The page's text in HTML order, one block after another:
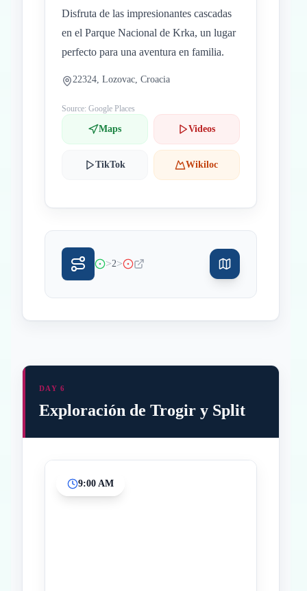
Disfruta de las impresionantes cascadas
en el Parque Nacional de Krka, un lugar
perfecto para una aventura en familia.
22324, Lozovac, Croacia
Source: Google Places
Maps Videos
TikTok Wikiloc
>2>
DAY 6
Exploración de Trogir y Split
9:00 AM